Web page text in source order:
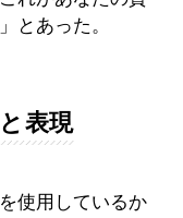
とあった。
表現
使用しているか